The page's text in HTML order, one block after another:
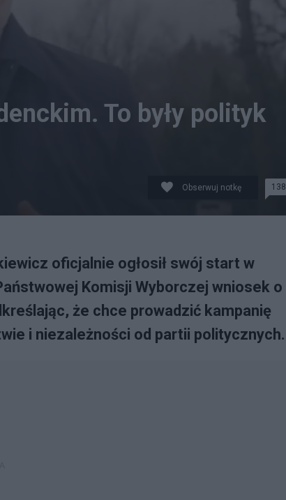
To były polityk
Obserwuj notkę 138
oficjalnie ogłosił swój start w
Komisji Wyborczej wniosek o
że chce prowadzić kampanię
i niezależności od partii politycznych.